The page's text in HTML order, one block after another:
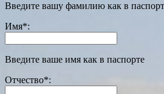
Введите вашу фамилию как в
Имя*:
Введите ваше имя как в паспорте
Отчество*: